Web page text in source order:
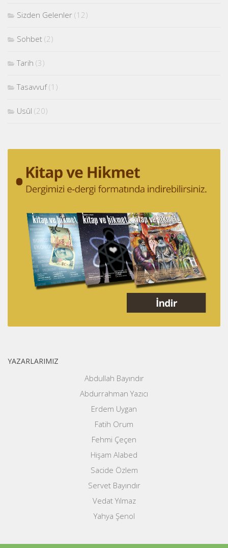
Sizden Gelenler (12)
Sohbet (2)
Tarih (3)
Tasavvuf(1)
Usûl (20)
YAZARLARIMIZ
Abdullah Bayındır
Abdurrahman Yazıcı
Erdem Uygan
Fatih Orum
Fehmi Çeçen
Hişam Alabed
Sacide Özlem
Servet Bayındır
Vedat Yılmaz
Yahya Şenol